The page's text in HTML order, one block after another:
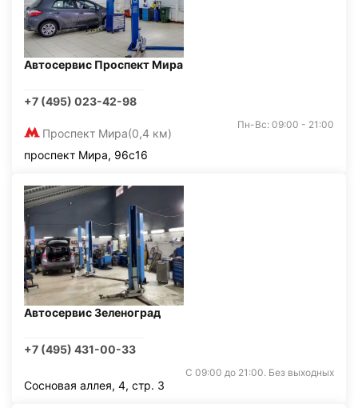
Автосервис Проспект Мира
+7 (495) 023-42-98
Проспект Мира(0,4 км)
Пн-Вс: 09:00 - 21:00
проспект Мира, 96с16
Автосервис Зеленоград
+7 (495) 431-00-33
С 09:00 до 21:00. Без выходных
Сосновая аллея, 4, стр. 3